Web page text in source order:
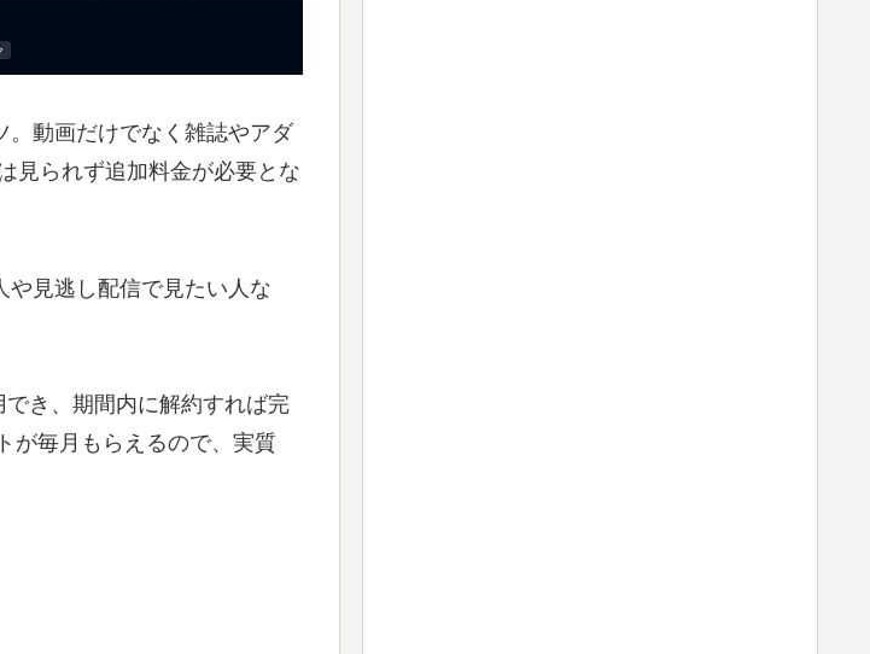
。動画だけでなく雑誌やアダ
見られず追加料金が必要とな
見逃し配信で見たい人な
き、期間内に解約すれば完
が毎月もらえるので、実質